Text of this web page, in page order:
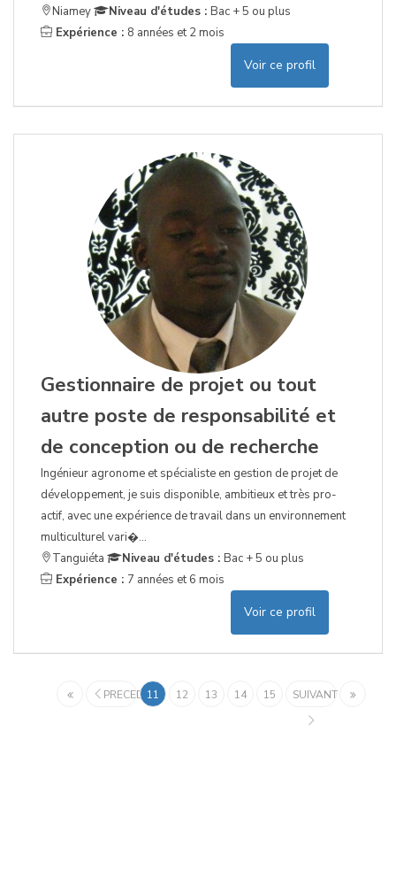
Niamey
Niveau d'études : Bac + 5 ou plus
Expérience : 8 années et 2 mois
Voir ce profil
Gestionnaire de projet ou tout
autre poste de responsabilité et
de conception ou de recherche
Ingénieur agronome et spécialiste en gestion de projet de
développement, je suis disponible, ambitieux et très pro-
actif, avec une expérience de travail dans un environnement
multiculturel vari�...
Tanguiéta
Niveau d'études : Bac + 5 ou plus
Expérience : 7 années et 6 mois
Voir ce profil
PRECEDENT
11 12 13 14 15 SUIVANT